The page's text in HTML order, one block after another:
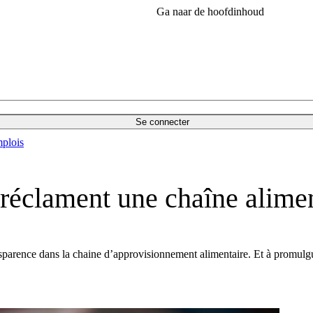
Ga naar de hoofdinhoud
Se connecter
une chaîne
dans la chaine d’approvisionnement alimentaire. Et à